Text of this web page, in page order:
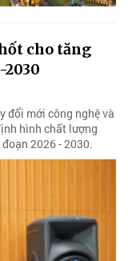
cho tăng
đổi mới công nghệ và
hình chất lượng
2026 - 2030.